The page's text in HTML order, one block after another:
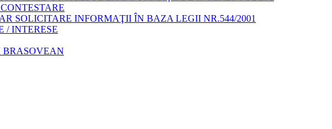
SOLICITARE INFORMAŢII ÎN BAZA LEGII NR.544/2001
/ INTERESE
BRASOVEAN